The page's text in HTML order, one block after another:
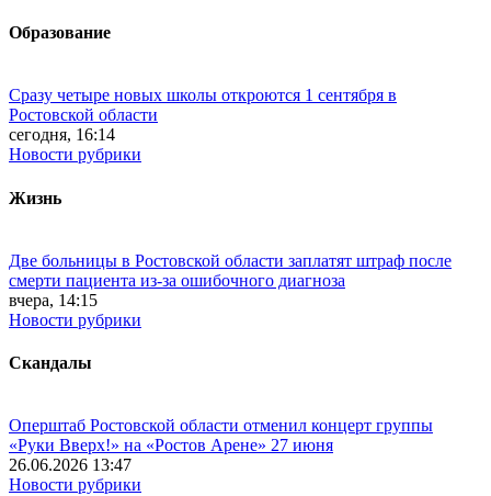
Образование
Сразу четыре новых школы откроются 1 сентября в
Ростовской области
сегодня, 16:14
Новости рубрики
Жизнь
Две больницы в Ростовской области заплатят штраф после
смерти пациента из-за ошибочного диагноза
вчера, 14:15
Новости рубрики
Скандалы
Оперштаб Ростовской области отменил концерт группы
«Руки Вверх!» на «Ростов Арене» 27 июня
26.06.2026 13:47
Новости рубрики